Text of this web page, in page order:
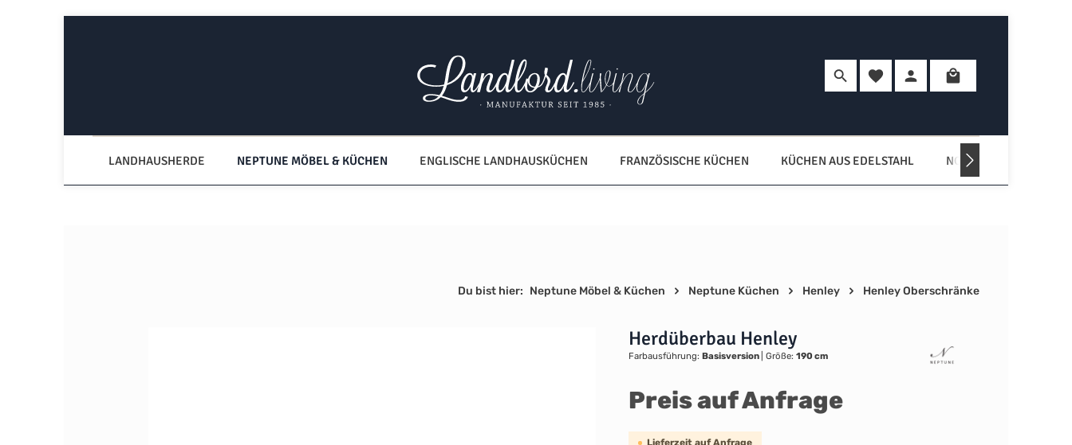
Du hast 0 Produkte auf dem Merkzettel
Warenkorb
LANDHAUSHERDE NEPTUNE MÖBEL & KÜCHEN ENGLISCHE LANDHAUSKÜCHEN FRANZÖSISCHE KÜCHEN KÜCHEN AUS EDELSTAHL NORDISCHE KÜCHEN
Du bist hier: Neptune Möbel & Küchen Neptune Küchen Henley Henley Oberschränke
Herdüberbau Henley
Farbausführung: Basisversion Größe: 190 cm
Preis auf Anfrage
Lieferzeit auf Anfrage